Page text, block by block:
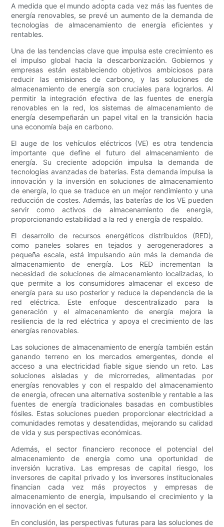
A medida que el mundo adopta cada vez más las fuentes de
energía renovables, se prevé un aumento de la demanda de
tecnologías de almacenamiento de energía eficientes y
rentables.
Una de las tendencias clave que impulsa este crecimiento es
el impulso global hacia la descarbonización. Gobiernos y
empresas están estableciendo objetivos ambiciosos para
reducir las emisiones de carbono, y las soluciones de
almacenamiento de energía son cruciales para lograrlos. Al
permitir la integración efectiva de las fuentes de energía
renovables en la red, los sistemas de almacenamiento de
energía desempeñarán un papel vital en la transición hacia
una economía baja en carbono.
El auge de los vehículos eléctricos (VE) es otra tendencia
importante que define el futuro del almacenamiento de
energía. Su creciente adopción impulsa la demanda de
tecnologías avanzadas de baterías. Esta demanda impulsa la
innovación y la inversión en soluciones de almacenamiento
de energía, lo que se traduce en un mejor rendimiento y una
reducción de costes. Además, las baterías de los VE pueden
servir como activos de almacenamiento de energía,
proporcionando estabilidad a la red y energía de respaldo.
El desarrollo de recursos energéticos distribuidos (RED),
como paneles solares en tejados y aerogeneradores a
pequeña escala, está impulsando aún más la demanda de
almacenamiento de energía. Los RED incrementan la
necesidad de soluciones de almacenamiento localizadas, lo
que permite a los consumidores almacenar el exceso de
energía para su uso posterior y reduce la dependencia de la
red eléctrica. Este enfoque descentralizado para la
generación y el almacenamiento de energía mejora la
resiliencia de la red eléctrica y apoya el crecimiento de las
energías renovables.
Las soluciones de almacenamiento de energía también están
ganando terreno en los mercados emergentes, donde el
acceso a una electricidad fiable sigue siendo un reto. Las
soluciones aisladas y de microrredes, alimentadas por
energías renovables y con el respaldo del almacenamiento
de energía, ofrecen una alternativa sostenible y rentable a las
fuentes de energía tradicionales basadas en combustibles
fósiles. Estas soluciones pueden proporcionar electricidad a
comunidades remotas y desatendidas, mejorando su calidad
de vida y sus perspectivas económicas.
Además, el sector financiero reconoce el potencial del
almacenamiento de energía como una oportunidad de
inversión lucrativa. Las empresas de capital riesgo, los
inversores de capital privado y los inversores institucionales
financian cada vez más proyectos y empresas de
almacenamiento de energía, impulsando el crecimiento y la
innovación en el sector.
En conclusión, las perspectivas futuras para las soluciones de